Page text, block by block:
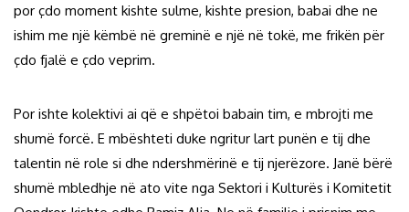
por çdo moment kishte sulme, kishte presion, babai dhe ne
ishim me një këmbë në greminë e një në tokë, me frikën për
çdo fjalë e çdo veprim.
Por ishte kolektivi ai që e shpëtoi babain tim, e mbrojti me
shumë forcë. E mbështeti duke ngritur lart punën e tij dhe
talentin në role si dhe ndershmërinë e tij njerëzore. Janë bërë
shumë mbledhje në ato vite nga Sektori i Kulturës i Komitetit